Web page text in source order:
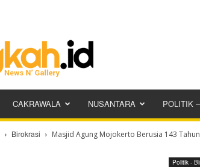
CAKRAWALA NUSANTARA POLITIK
Birokrasi Masjid Agung Mojokerto Berusia 143
Politik -